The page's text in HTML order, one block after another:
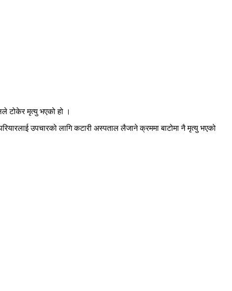
टोकेर मृत्यु भएको हो ।
उपचारको लागि कटारी अस्पताल लैजाने क्रममा बाटोमा नै मृत्यु भएको